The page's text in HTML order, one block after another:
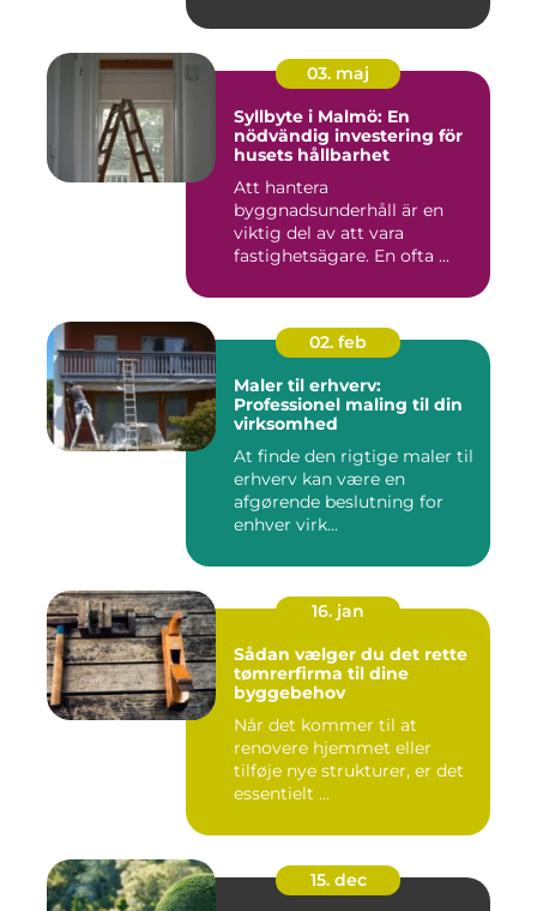
03. maj
Syllbyte i Malmö: En
nödvändig investering för
husets hållbarhet
Att hantera
byggnadsunderhåll är en
viktig del av att vara
fastighetsägare. En ofta ...
02. feb
Maler til erhverv:
Professionel maling til din
virksomhed
At finde den rigtige maler til
erhverv kan være en
afgørende beslutning for
enhver virk...
16. jan
Sådan vælger du det rette
tømrerfirma til dine
byggebehov
Når det kommer til at
renovere hjemmet eller
tilføje nye strukturer, er det
essentielt ...
15. dec